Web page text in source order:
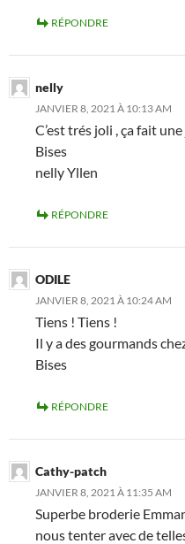
RÉPONDRE
nelly
JANVIER 8, 2021 À 10:13 AM
C’est trés joli , ça fait
Bises
nelly Yllen
RÉPONDRE
ODILE
JANVIER 8, 2021 À 10:24 AM
Tiens ! Tiens !
Il y a des gourmands
Bises
RÉPONDRE
Cathy-patch
JANVIER 8, 2021 À 11:35 AM
Superbe broderie
nous tenter avec de